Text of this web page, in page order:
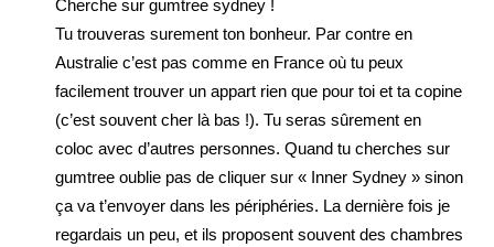
Cherche sur gumtree sydney !
Tu trouveras surement ton bonheur. Par contre en
Australie c’est pas comme en France où tu peux
facilement trouver un appart rien que pour toi et ta copine
(c’est souvent cher là bas !). Tu seras sûrement en
coloc avec d’autres personnes. Quand tu cherches sur
gumtree oublie pas de cliquer sur « Inner Sydney » sinon
ça va t’envoyer dans les périphéries. La dernière fois je
regardais un peu, et ils proposent souvent des chambres